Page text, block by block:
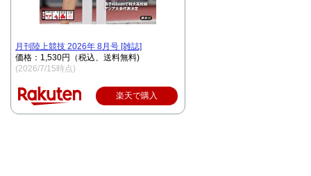
月刊陸上競技 2026年 8月号 [雑誌]
価格：1,530円（税込、送料無料)
(2026/7/15時点)
楽天で購入